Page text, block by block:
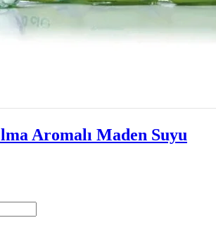
Aromalı Maden Suyu